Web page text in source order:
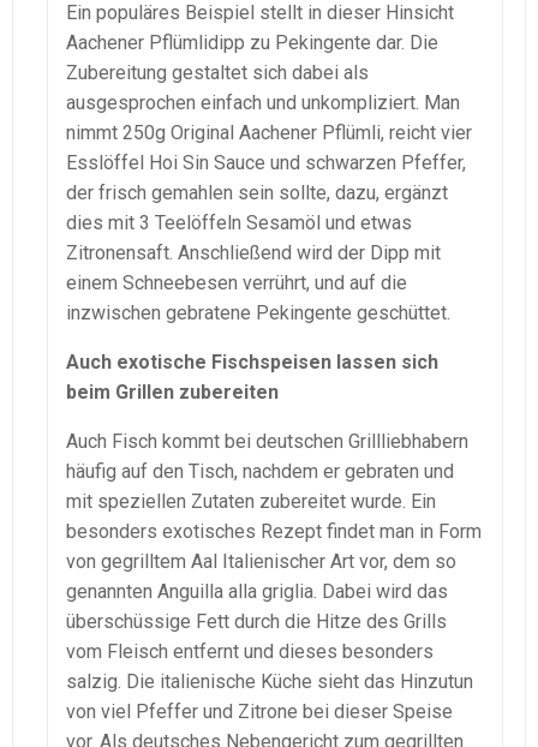
Ein populäres Beispiel stellt in dieser Hinsicht
Aachener Pflümlidipp zu Pekingente dar. Die
Zubereitung gestaltet sich dabei als
ausgesprochen einfach und unkompliziert. Man
nimmt 250g Original Aachener Pflümli, reicht vier
Esslöffel Hoi Sin Sauce und schwarzen Pfeffer,
der frisch gemahlen sein sollte, dazu, ergänzt
dies mit 3 Teelöffeln Sesamöl und etwas
Zitronensaft. Anschließend wird der Dipp mit
einem Schneebesen verrührt, und auf die
inzwischen gebratene Pekingente geschüttet.
Auch exotische Fischspeisen lassen sich
beim Grillen zubereiten
Auch Fisch kommt bei deutschen Grillliebhabern
häufig auf den Tisch, nachdem er gebraten und
mit speziellen Zutaten zubereitet wurde. Ein
besonders exotisches Rezept findet man in Form
von gegrilltem Aal Italienischer Art vor, dem so
genannten Anguilla alla griglia. Dabei wird das
überschüssige Fett durch die Hitze des Grills
vom Fleisch entfernt und dieses besonders
salzig. Die italienische Küche sieht das Hinzutun
von viel Pfeffer und Zitrone bei dieser Speise
vor. Als deutsches Nebengericht zum gegrillten